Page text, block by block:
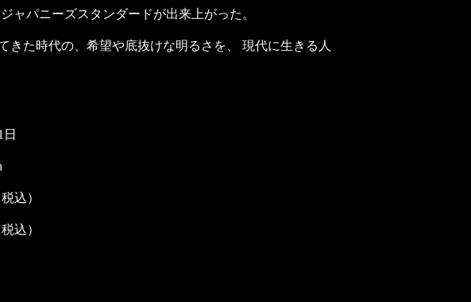
ャパニーズスタンダードが出来上がった。
た時代の、希望や底抜けな明るさを、 現代に生きる人
込）
込）